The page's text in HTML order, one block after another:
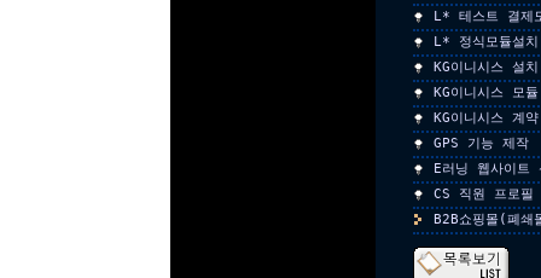
L* 테스트 결제
L* 정식모듈설치
KG이니시스 설치
KG이니시스 모
KG이니시스 계
GPS 기능 제작
E러닝 웹사이트
CS 직원 프로필
B2B쇼핑몰(폐쇄